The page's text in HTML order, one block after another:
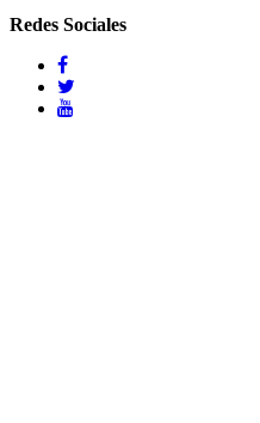
Redes Sociales